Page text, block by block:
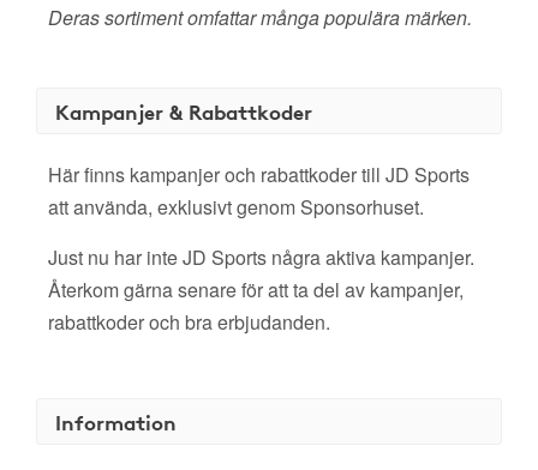
Deras sortiment omfattar många populära märken.
Kampanjer & Rabattkoder
Här finns kampanjer och rabattkoder till JD Sports
att använda, exklusivt genom Sponsorhuset.
Just nu har inte JD Sports några aktiva kampanjer.
Återkom gärna senare för att ta del av kampanjer,
rabattkoder och bra erbjudanden.
Information